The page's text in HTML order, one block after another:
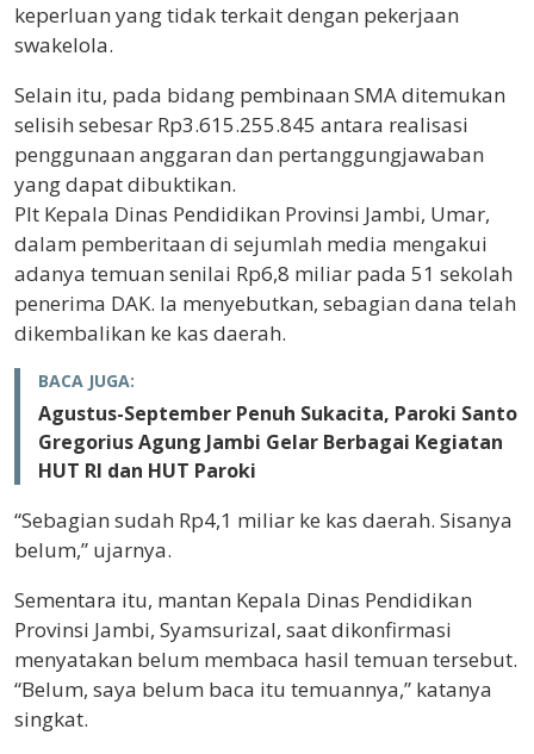
keperluan yang tidak terkait dengan pekerjaan
swakelola.
Selain itu, pada bidang pembinaan SMA ditemukan
selisih sebesar Rp3.615.255.845 antara realisasi
penggunaan anggaran dan pertanggungjawaban
yang dapat dibuktikan.
Plt Kepala Dinas Pendidikan Provinsi Jambi, Umar,
dalam pemberitaan di sejumlah media mengakui
adanya temuan senilai Rp6,8 miliar pada 51 sekolah
penerima DAK. Ia menyebutkan, sebagian dana telah
dikembalikan ke kas daerah.
BACA JUGA:
Agustus-September Penuh Sukacita, Paroki Santo
Gregorius Agung Jambi Gelar Berbagai Kegiatan
HUT RI dan HUT Paroki
“Sebagian sudah Rp4,1 miliar ke kas daerah. Sisanya
belum,” ujarnya.
Sementara itu, mantan Kepala Dinas Pendidikan
Provinsi Jambi, Syamsurizal, saat dikonfirmasi
menyatakan belum membaca hasil temuan tersebut.
“Belum, saya belum baca itu temuannya,” katanya
singkat.